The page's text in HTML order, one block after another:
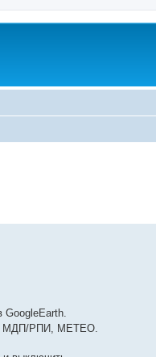
GoogleEarth.
МДП/РПИ, МЕТЕО.